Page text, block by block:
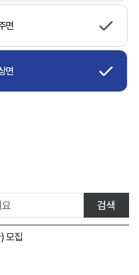
면
면
검색
모집